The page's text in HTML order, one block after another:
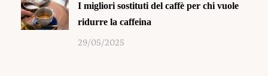
I migliori sostituti del caffè per chi vuole
ridurre la caffeina
29/05/2025